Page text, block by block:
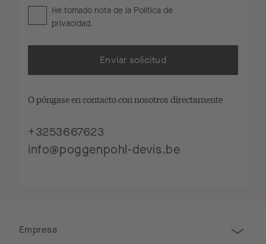
He tomado nota de la Política de
privacidad.
Enviar solicitud
O póngase en contacto con nosotros directamente
+3253667623
info@poggenpohl-devis.be
Empresa